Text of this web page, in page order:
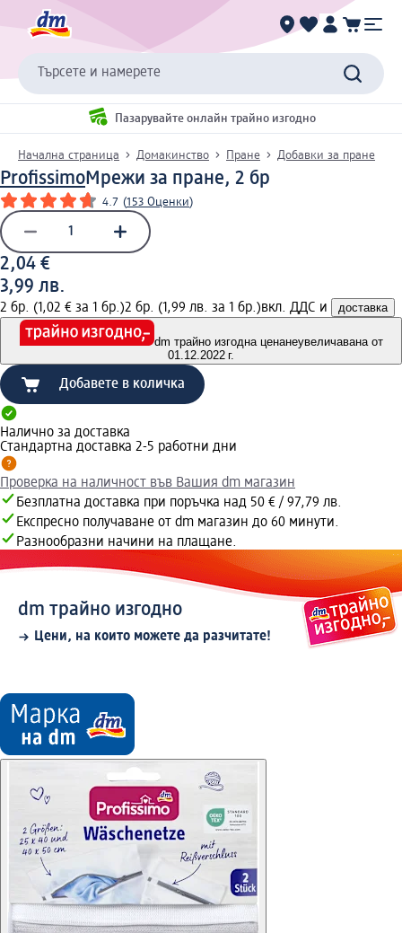
Търсете и намерете
Пазарувайте онлайн трайно изгодно
Начална страница Домакинство Пране Добавки за пране
ProfissimoМрежи за пране, 2 бр
4.7 (153 Оценки)
2,04 €
3,99 лв.
2 бр. (1,02 € за 1 бр.)2 бр. (1,99 лв. за 1 бр.)вкл. ДДС и доставка
dm трайно изгодна ценанеувеличавана от
01.12.2022 г.
Добавете в количка
Налично за доставка
Стандартна доставка 2-5 работни дни
Проверка на наличност във Вашия dm магазин
Безплатна доставка при поръчка над 50 € / 97,79 лв.
Експресно получаване от dm магазин до 60 минути.
Разнообразни начини на плащане.
dm трайно изгодно
Цени, на които можете да разчитате!